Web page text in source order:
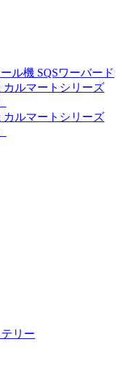
ル機 SQSワーバード
カルマートシリーズ
カルマートシリーズ
テリー